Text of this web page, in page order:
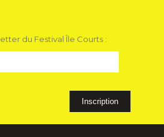
du Festival Île Courts :